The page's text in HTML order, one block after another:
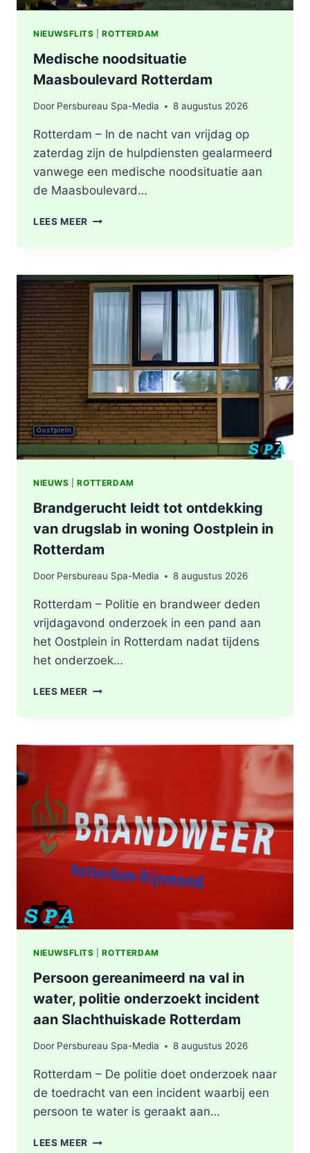
NIEUWSFLITS |ROTTERDAM
Medische noodsituatie
Maasboulevard Rotterdam
Door Persbureau Spa-Media 8 augustus 2026
Rotterdam – In de nacht van vrijdag op
zaterdag zijn de hulpdiensten gealarmeerd
vanwege een medische noodsituatie aan
de Maasboulevard…
LEES MEER MEDISCHE
NIEUWS |ROTTERDAM
Brandgerucht leidt tot ontdekking
van drugslab in woning Oostplein in
Rotterdam
Door Persbureau Spa-Media 8 augustus 2026
Rotterdam – Politie en brandweer deden
vrijdagavond onderzoek in een pand aan
het Oostplein in Rotterdam nadat tijdens
het onderzoek…
LEES MEER BRANDGERUCHT
VAN
DRUGSLAB
IN
WONING
OOSTPLEIN
IN
ROTTERDAM
NIEUWSFLITS |ROTTERDAM
Persoon gereanimeerd na val in
water, politie onderzoekt incident
aan Slachthuiskade Rotterdam
Door Persbureau Spa-Media 8 augustus 2026
Rotterdam – De politie doet onderzoek naar
de toedracht van een incident waarbij een
persoon te water is geraakt aan…
LEES MEER PERSOON